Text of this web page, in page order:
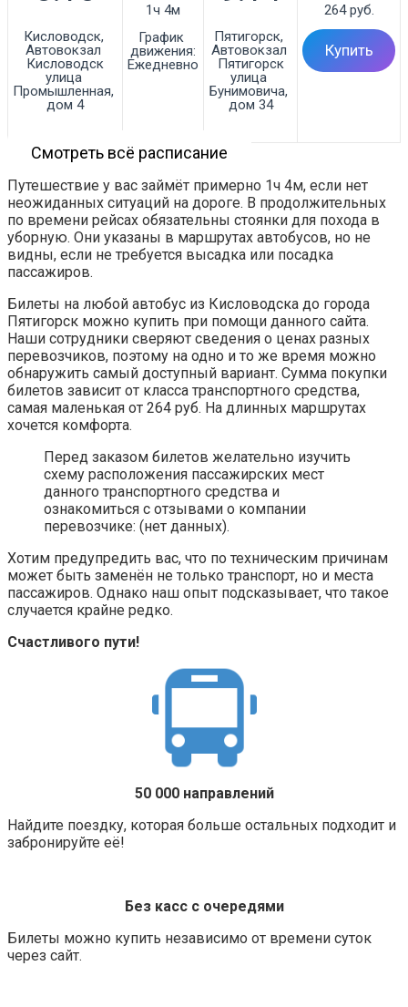
Кисловодск,
Автовокзал
Кисловодск
улица
Промышленная,
дом 4
1ч 4м
График
движения:
Ежедневно
Пятигорск,
Автовокзал
Пятигорск
улица
Бунимовича,
дом 34
264 руб.
Купить
Смотреть всё расписание
Путешествие у вас займёт примерно 1ч 4м, если нет
неожиданных ситуаций на дороге. В продолжительных
по времени рейсах обязательны стоянки для похода в
уборную. Они указаны в маршрутах автобусов, но не
видны, если не требуется высадка или посадка
пассажиров.
Билеты на любой автобус из Кисловодска до города
Пятигорск можно купить при помощи данного сайта.
Наши сотрудники сверяют сведения о ценах разных
перевозчиков, поэтому на одно и то же время можно
обнаружить самый доступный вариант. Сумма покупки
билетов зависит от класса транспортного средства,
самая маленькая от 264 руб. На длинных маршрутах
хочется комфорта.
Перед заказом билетов желательно изучить
схему расположения пассажирских мест
данного транспортного средства и
ознакомиться с отзывами о компании
перевозчике: (нет данных).
Хотим предупредить вас, что по техническим причинам
может быть заменён не только транспорт, но и места
пассажиров. Однако наш опыт подсказывает, что такое
случается крайне редко.
Счастливого пути!
50 000 направлений
Найдите поездку, которая больше остальных подходит и
забронируйте её!
Без касс с очередями
Билеты можно купить независимо от времени суток
через сайт.